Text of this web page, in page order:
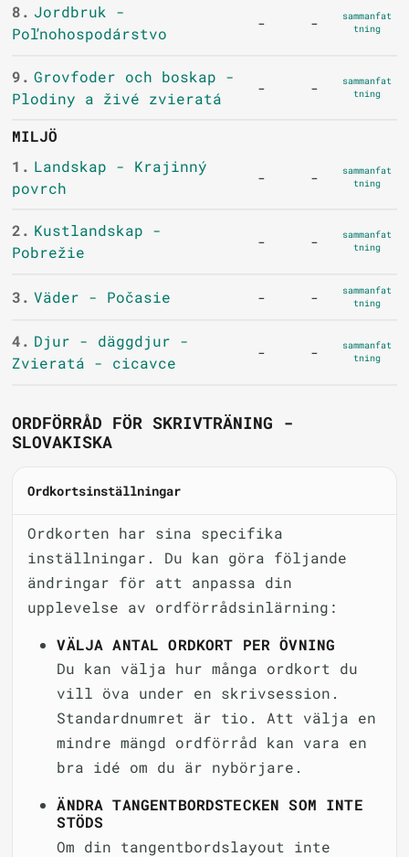
8. Jordbruk -
Poľnohospodárstvo
- -
sammanfat
tning
9. Grovfoder och boskap -
Plodiny a živé zvieratá
- -
sammanfat
tning
MILJÖ
1. Landskap - Krajinný
povrch
- -
sammanfat
tning
2. Kustlandskap -
Pobrežie
- -
sammanfat
tning
3. Väder - Počasie - -
sammanfat
tning
4. Djur - däggdjur -
Zvieratá - cicavce
- -
sammanfat
tning
ORDFÖRRÅD FÖR SKRIVTRÄNING -
SLOVAKISKA
Ordkortsinställningar
Ordkorten har sina specifika
inställningar. Du kan göra följande
ändringar för att anpassa din
upplevelse av ordförrådsinlärning:
VÄLJA ANTAL ORDKORT PER ÖVNING
Du kan välja hur många ordkort du
vill öva under en skrivsession.
Standardnumret är tio. Att välja en
mindre mängd ordförråd kan vara en
bra idé om du är nybörjare.
ÄNDRA TANGENTBORDSTECKEN SOM INTE
STÖDS
Om din tangentbordslayout inte